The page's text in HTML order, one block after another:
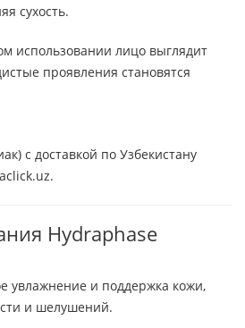
сухость.
использовании лицо выглядит
проявления становятся
с доставкой по Узбекистану
Hydraphase
увлажнение и поддержка кожи,
и шелушений.